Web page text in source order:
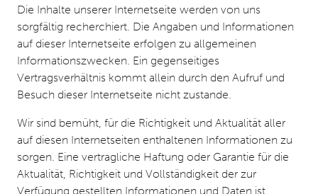
Die Inhalte unserer Internetseite werden von uns
sorgfältig recherchiert. Die Angaben und Informationen
auf dieser Internetseite erfolgen zu allgemeinen
Informationszwecken. Ein gegenseitiges
Vertragsverhältnis kommt allein durch den Aufruf und
Besuch dieser Internetseite nicht zustande.
Wir sind bemüht, für die Richtigkeit und Aktualität aller
auf diesen Internetseiten enthaltenen Informationen zu
sorgen. Eine vertragliche Haftung oder Garantie für die
Aktualität, Richtigkeit und Vollständigkeit der zur
Verfügung gestellten Informationen und Daten ist